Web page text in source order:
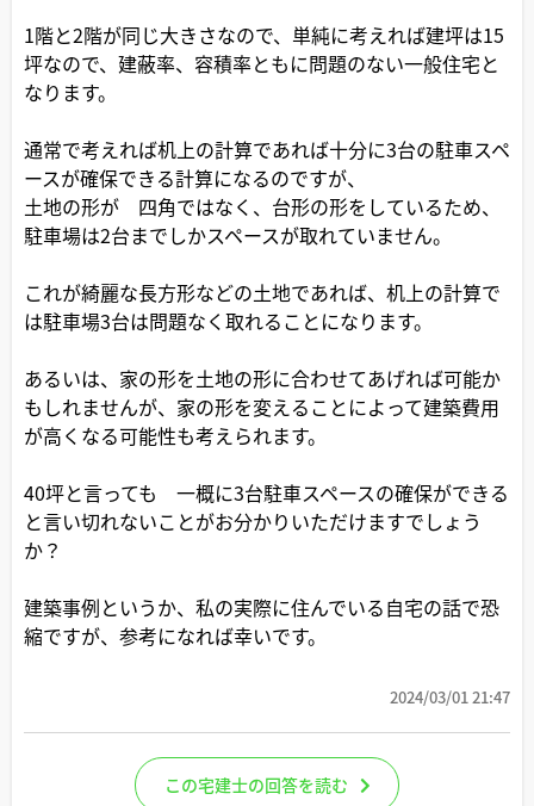
1階と2階が同じ大きさなので、単純に考えれば建坪は15
坪なので、建蔽率、容積率ともに問題のない一般住宅と
なります。
通常で考えれば机上の計算であれば十分に3台の駐車スペ
ースが確保できる計算になるのですが、
土地の形が 四角ではなく、台形の形をしているため、
駐車場は2台までしかスペースが取れていません。
これが綺麗な長方形などの土地であれば、机上の計算で
は駐車場3台は問題なく取れることになります。
あるいは、家の形を土地の形に合わせてあげれば可能か
もしれませんが、家の形を変えることによって建築費用
が高くなる可能性も考えられます。
40坪と言っても 一概に3台駐車スペースの確保ができる
と言い切れないことがお分かりいただけますでしょう
か？
建築事例というか、私の実際に住んでいる自宅の話で恐
縮ですが、参考になれば幸いです。
2024/03/01 21:47
この宅建士の回答を読む